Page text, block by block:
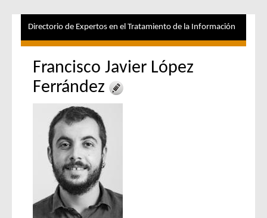
Directorio de Expertos en el Tratamiento de la Información
Francisco Javier López
Ferrández